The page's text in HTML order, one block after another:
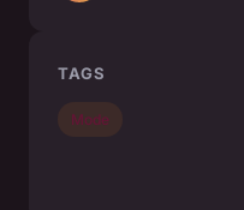
TAGS
Mode